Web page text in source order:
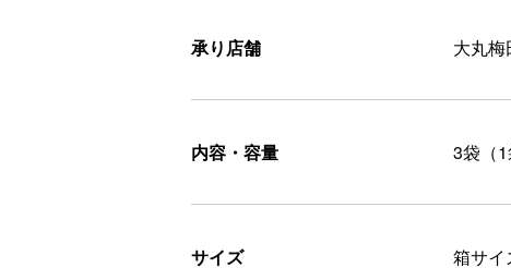
承り店舗 大丸梅
内容・容量 3袋（
サイズ 箱サイ